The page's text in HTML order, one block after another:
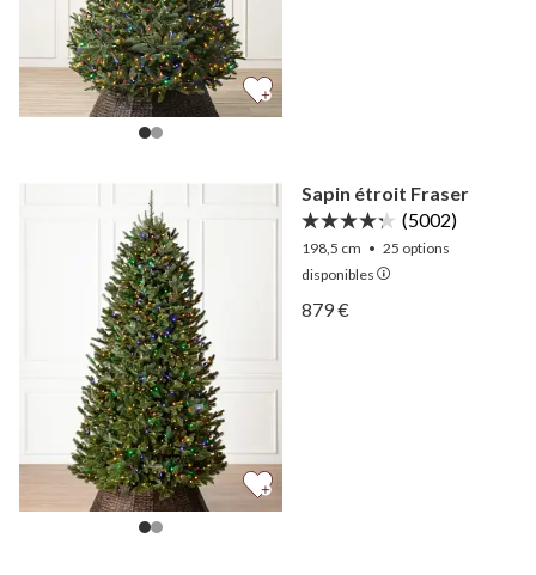
Sapin étroit Fraser
(5002)
198,5 cm • 25 options
disponibles
Afficher Sapin étroit
Afficher Sapin étroit
879 €